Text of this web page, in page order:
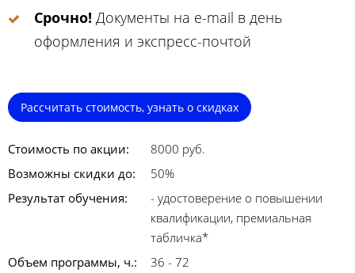
Срочно! Документы на e-mail в день
оформления и экспресс-почтой
Рассчитать стоимость, узнать о скидках
Стоимость по акции:
8000 руб.
Возможны скидки до:
50%
Результат обучения:
- удостоверение о повышении
квалификации, премиальная
табличка*
Объем программы, ч.:
36 - 72